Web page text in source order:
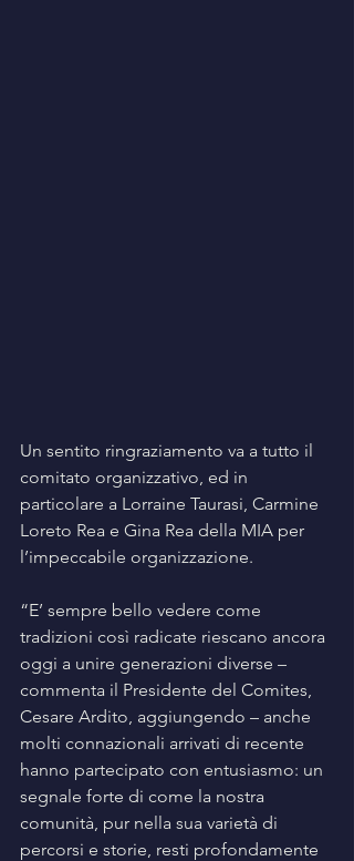
Un sentito ringraziamento va a tutto il
comitato organizzativo, ed in
particolare a Lorraine Taurasi, Carmine
Loreto Rea e Gina Rea della MIA per
l’impeccabile organizzazione.
“E’ sempre bello vedere come
tradizioni così radicate riescano ancora
oggi a unire generazioni diverse –
commenta il Presidente del Comites,
Cesare Ardito, aggiungendo – anche
molti connazionali arrivati di recente
hanno partecipato con entusiasmo: un
segnale forte di come la nostra
comunità, pur nella sua varietà di
percorsi e storie, resti profondamente